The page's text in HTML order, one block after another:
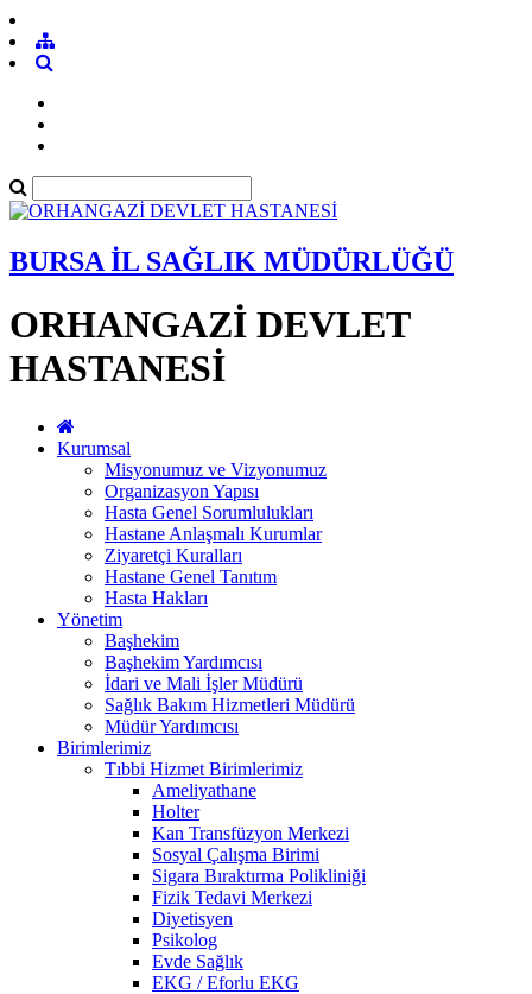
BURSA İL SAĞLIK MÜDÜRLÜĞÜ
ORHANGAZİ DEVLET
HASTANESİ
Kurumsal
Misyonumuz ve Vizyonumuz
Organizasyon Yapısı
Hasta Genel Sorumlulukları
Hastane Anlaşmalı Kurumlar
Ziyaretçi Kuralları
Hastane Genel Tanıtım
Hasta Hakları
Yönetim
Başhekim
Başhekim Yardımcısı
İdari ve Mali İşler Müdürü
Sağlık Bakım Hizmetleri Müdürü
Müdür Yardımcısı
Birimlerimiz
Tıbbi Hizmet Birimlerimiz
Ameliyathane
Holter
Kan Transfüzyon Merkezi
Sosyal Çalışma Birimi
Sigara Bıraktırma Polikliniği
Fizik Tedavi Merkezi
Diyetisyen
Psikolog
Evde Sağlık
EKG / Eforlu EKG